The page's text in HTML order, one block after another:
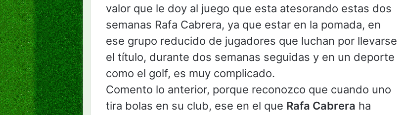
valor que le doy al juego que esta atesorando estas dos
semanas Rafa Cabrera, ya que estar en la pomada, en
ese grupo reducido de jugadores que luchan por llevarse
el título, durante dos semanas seguidas y en un deporte
como el golf, es muy complicado.
Comento lo anterior, porque reconozco que cuando uno
tira bolas en su club, ese en el que Rafa Cabrera ha